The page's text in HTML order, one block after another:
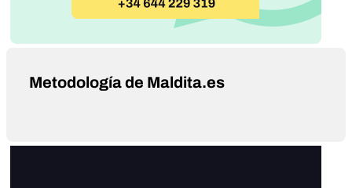
Metodología de Maldita.es